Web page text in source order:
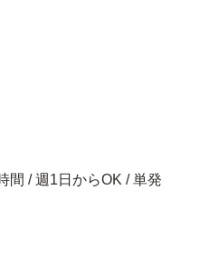
間 / 週1日からOK / 単発